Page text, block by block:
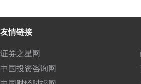
友情链接
证券之星网
中国投资咨询网